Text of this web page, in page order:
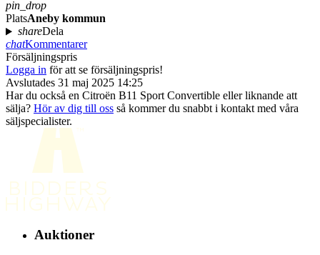
pin_drop
PlatsAneby kommun
shareDela
chatKommentarer
Försäljningspris
Logga in för att se försäljningspris!
Avslutades 31 maj 2025 14:25
Har du också en Citroën B11 Sport Convertible eller liknande att
sälja? Hör av dig till oss så kommer du snabbt i kontakt med våra
säljspecialister.
Auktioner